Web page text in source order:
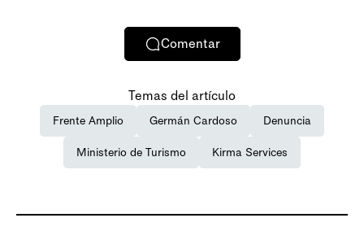
Comentar
Temas del artículo
Frente Amplio Germán Cardoso Denuncia
Ministerio de Turismo Kirma Services